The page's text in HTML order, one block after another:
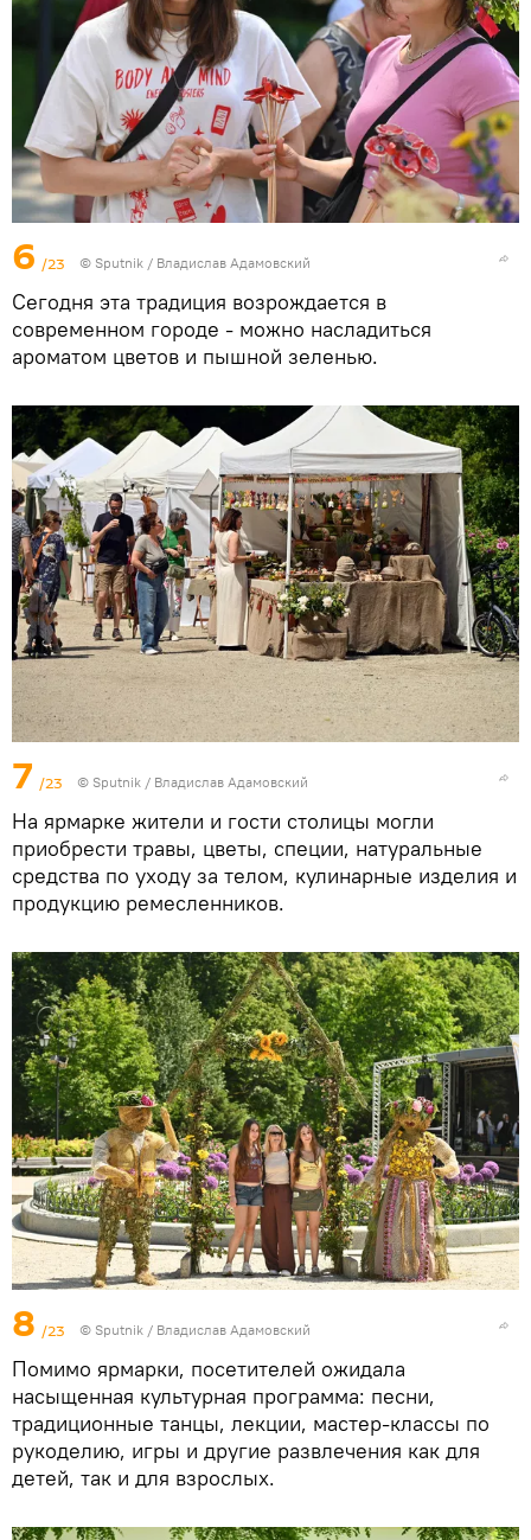
6 /23 © Sputnik / Владислав Адамовский
Сегодня эта традиция возрождается в
современном городе - можно насладиться
ароматом цветов и пышной зеленью.
7 /23 © Sputnik / Владислав Адамовский
На ярмарке жители и гости столицы могли
приобрести травы, цветы, специи, натуральные
средства по уходу за телом, кулинарные изделия и
продукцию ремесленников.
8 /23 © Sputnik / Владислав Адамовский
Помимо ярмарки, посетителей ожидала
насыщенная культурная программа: песни,
традиционные танцы, лекции, мастер-классы по
рукоделию, игры и другие развлечения как для
детей, так и для взрослых.